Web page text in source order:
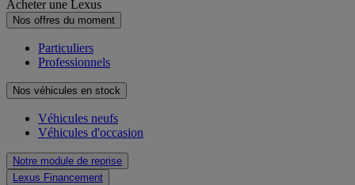
Acheter une Lexus
Nos offres du moment
Particuliers
Professionnels
Nos véhicules en stock
Véhicules neufs
Véhicules d'occasion
Notre module de reprise
Lexus Financement